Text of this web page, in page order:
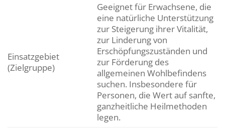
Einsatzgebiet
(Zielgruppe)
Geeignet für Erwachsene, die
eine natürliche Unterstützung
zur Steigerung ihrer Vitalität,
zur Linderung von
Erschöpfungszuständen und
zur Förderung des
allgemeinen Wohlbefindens
suchen. Insbesondere für
Personen, die Wert auf sanfte,
ganzheitliche Heilmethoden
legen.